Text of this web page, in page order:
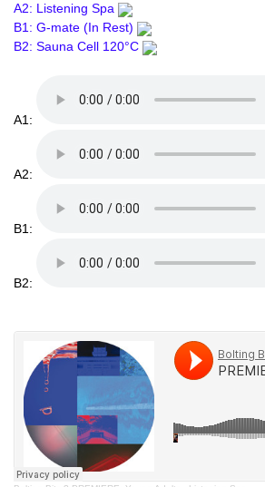
A2: Listening Spa
B1: G-mate (In Rest)
B2: Sauna Cell 120°C
A1:
A2:
B1:
B2: